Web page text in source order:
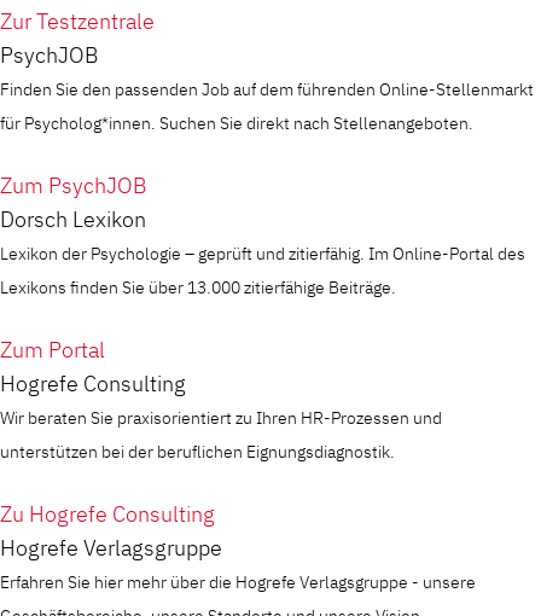
Zur Testzentrale
PsychJOB
Finden Sie den passenden Job auf dem führenden Online-Stellenmarkt
für Psycholog*innen. Suchen Sie direkt nach Stellenangeboten.
Zum PsychJOB
Dorsch Lexikon
Lexikon der Psychologie – geprüft und zitierfähig. Im Online-Portal des
Lexikons finden Sie über 13.000 zitierfähige Beiträge.
Zum Portal
Hogrefe Consulting
Wir beraten Sie praxisorientiert zu Ihren HR-Prozessen und
unterstützen bei der beruflichen Eignungsdiagnostik.
Zu Hogrefe Consulting
Hogrefe Verlagsgruppe
Erfahren Sie hier mehr über die Hogrefe Verlagsgruppe - unsere